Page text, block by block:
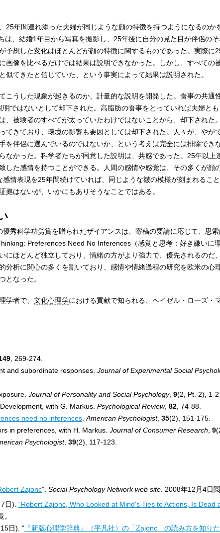
25年間連れ添った夫婦が同じような顔の特徴を持つようになるのか
、結婚1年目から写真を撮影し、25年後に自分の見た目が伴侶のそ
予想した変化はほとんどが顔の特徴に関するものであった。実際に
画像を比べるだけでは結果は説明できなかった。しかし、すべての
似てきたと信じていた、という事実によって結果は説明された。
こうした現象が起きるのか、計量的な説明を開発した。食事の共通
ではないとして却下された。高脂肪の食事をとっていれば夫婦と
、被験者のすべてが太っていたわけではないことから、却下された
てきており、環境の影響も要因としては却下された。人々が、やが
を伴侶に選んでいるのではないか、という考えは完全には排除でき
かった。科学者たちが同意した説明は、 共感であった。25年以上
した感情を持つことができる。人間の感情や感覚は、その多くが顔
情表現を25年間続けていれば、同じような皺の模様が刻まれるこ
拠はないが、いかにもありそうなことではある。
優秀科学功労賞を贈られたザイアンスは、寄稿の要請に応じて、思索
Preferences Need No Inferences（感覚と思考：好き嫌いに
にほとんど独立しており、情緒の方がより強力で、優先されるのだ
分析に関心の多くを割いており、感情や情緒過程の研究を欧米の心
となった。
学者で、 文化心理学における貢献で知られる、ヘイゼル・ローズ・
, 269-274.
and subordinate responses. Journal of Experimental Social
Journal of Personality and Social Psychology, 9(2, Pt. 2), 1-
with G. Markus. Psychological Review, 82, 74-88.
need no inferences.American Psychologist, 35(2), 151-175.
in preferences, with H. Markus. Journal of Consumer Research, 9
Psychologist, 39(2), 117-123.
Zajonc”. Social Psychology Network web site. 2008年12月4日
日). “Robert Zajonc, Who Looked at Mind's Ties to Actions, Is Dead
。
日). “『新版心理学辞典』（平凡社）の「Zajonc」の読み方を知りた